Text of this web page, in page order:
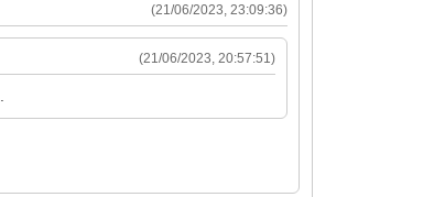
(21/06/2023, 23:09:36)
(21/06/2023, 20:57:51)